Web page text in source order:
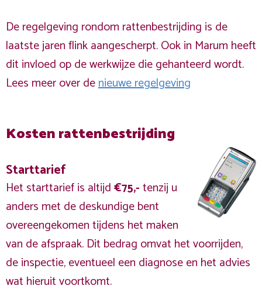
De regelgeving rondom rattenbestrijding is de
laatste jaren flink aangescherpt. Ook in Marum heeft
dit invloed op de werkwijze die gehanteerd wordt.
Lees meer over denieuwe regelgeving
Kosten rattenbestrijding
Starttarief
Het starttarief is altijd€75,-tenzij u
anders met de deskundige bent
overeengekomen tijdens het maken
van de afspraak. Dit bedrag omvat het voorrijden,
de inspectie, eventueel een diagnose en het advies
wat hieruit voortkomt.